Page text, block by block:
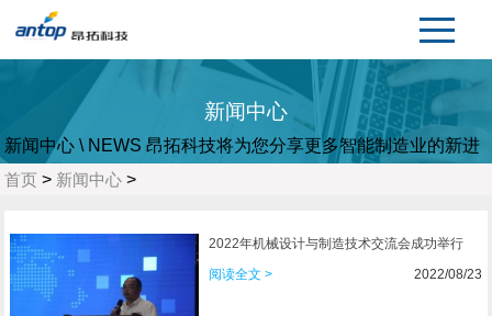
新闻中心
新闻中心\ NEWS 昂拓科技将为您分享更多智能制造业的新进
展
首页 > 新闻中心 >
2022年机械设计与制造技术交流会成功举行
阅读全文 >
2022/08/23